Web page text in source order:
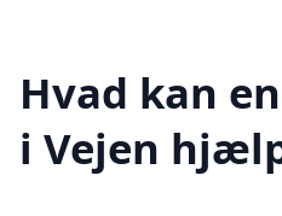
Hvad kan
i Vejen